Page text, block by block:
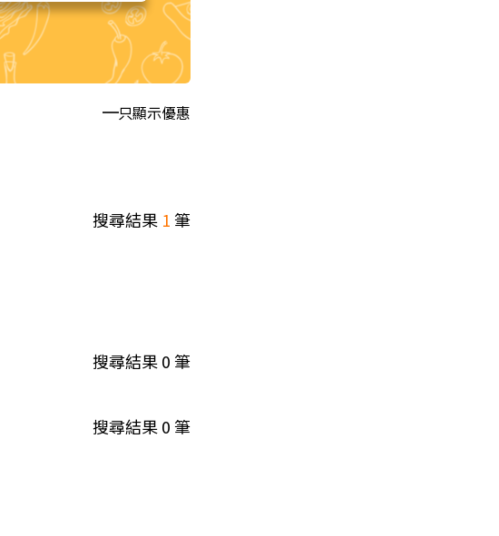
只顯示優惠
搜尋結果 1筆
搜尋結果0筆
搜尋結果0筆